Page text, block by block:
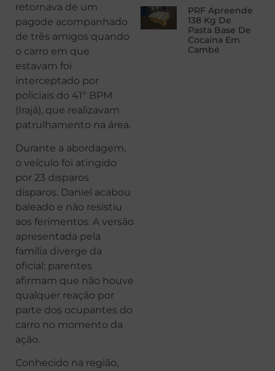
retornava de um
pagode acompanhado
de três amigos quando
o carro em que
estavam foi
interceptado por
policiais do 41º BPM
(Irajá), que realizavam
patrulhamento na área.
Durante a abordagem,
o veículo foi atingido
por 23 disparos
disparos. Daniel acabou
baleado e não resistiu
aos ferimentos. A versão
apresentada pela
família diverge da
oficial: parentes
afirmam que não houve
qualquer reação por
parte dos ocupantes do
carro no momento da
ação.
Conhecido na região,
PRF Apreende
138 Kg De
Pasta Base De
Cocaína Em
Cambé